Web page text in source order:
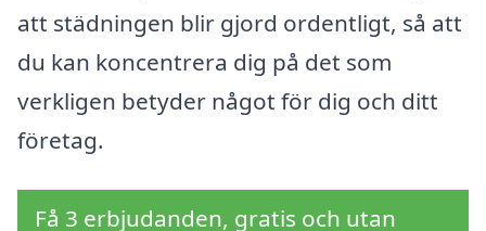
att städningen blir gjord ordentligt, så att
du kan koncentrera dig på det som
verkligen betyder något för dig och ditt
företag.
Få 3 erbjudanden, gratis och utan